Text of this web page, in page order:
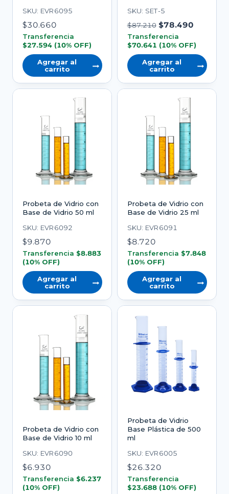
SKU: EVR6095
$30.660
Transferencia
$27.594 (10% OFF)
Agregar al
carrito
SKU: SET-5
$87.210 El
precio
original
era:
$87.210.
$78.490El
actual
$78.490.
Transferencia
$70.641 (10% OFF)
Agregar al
carrito
Probeta de Vidrio con
Base de Vidrio 50 ml
SKU: EVR6092
$9.870
Transferencia $8.883
(10% OFF)
Agregar al
carrito
Probeta de Vidrio con
Base de Vidrio 25 ml
SKU: EVR6091
$8.720
Transferencia $7.848
(10% OFF)
Agregar al
carrito
Probeta de Vidrio con
Base de Vidrio 10 ml
SKU: EVR6090
$6.930
Transferencia $6.237
(10% OFF)
Probeta de Vidrio
Base Plástica de 500
ml
SKU: EVR6005
$26.320
Transferencia
$23.688 (10% OFF)